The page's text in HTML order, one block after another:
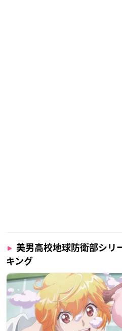
美男高校地球防衛部シリ
キング